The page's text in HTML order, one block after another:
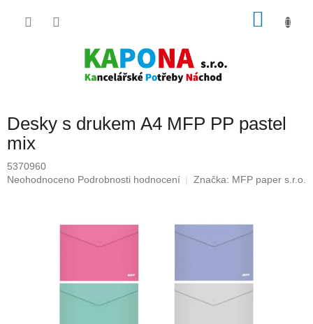
Desky s drukem A4 MFP PP pastel
mix
5370960
Průměrné
Neohodnoceno Podrobnosti hodnocení Značka: MFP paper s.r.o.